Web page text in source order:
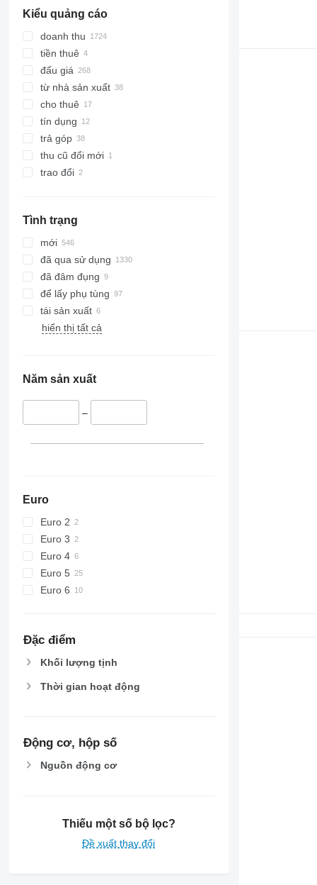
Kiểu quảng cáo
doanh thu
tiền thuê
đấu giá
từ nhà sản xuất
cho thuê
tín dụng
trả góp
thu cũ đổi mới
trao đổi
Tình trạng
mới
đã qua sử dụng
đã đâm đụng
để lấy phụ tùng
tái sản xuất
hiển thị tất cả
Năm sản xuất
–
Euro
Euro 2
Euro 3
Euro 4
Euro 5
Euro 6
Đặc điểm
Khối lượng tịnh
Thời gian hoạt động
Động cơ, hộp số
Nguồn động cơ
Thiếu một số bộ lọc?
Đề xuất thay đổi